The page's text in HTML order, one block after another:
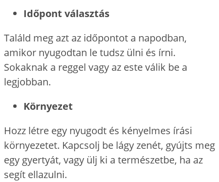
Időpont választás
Találd meg azt az időpontot a napodban,
amikor nyugodtan le tudsz ülni és írni.
Sokaknak a reggel vagy az este válik be a
legjobban.
Környezet
Hozz létre egy nyugodt és kényelmes írási
környezetet. Kapcsolj be lágy zenét, gyújts meg
egy gyertyát, vagy ülj ki a természetbe, ha az
segít ellazulni.